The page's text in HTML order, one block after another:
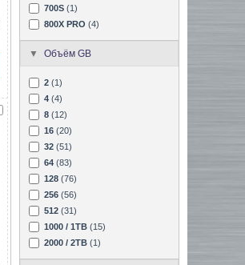
700S (1)
800X PRO (4)
Объём GB
2 (1)
4 (4)
8 (12)
16 (20)
32 (51)
64 (83)
128 (76)
256 (56)
512 (31)
1000 / 1TB (15)
2000 / 2TB (1)